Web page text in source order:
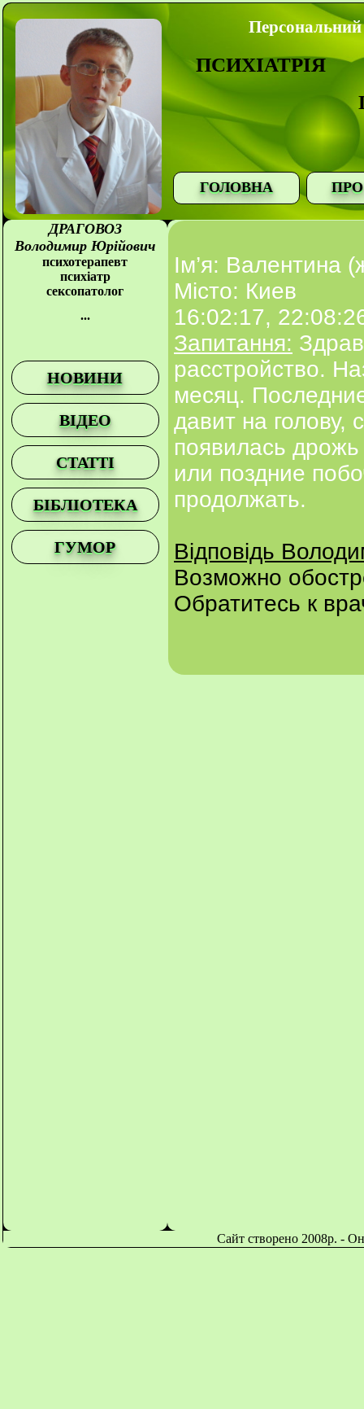
ПСИХІАТРІЯ
ГОЛОВНА
ДРАГОВОЗ
Володимир Юрійович
психотерапевт
психіатр
сексопатолог
...
НОВИНИ
ВІДЕО
СТАТТІ
БІБЛІОТЕКА
ГУМОР
Ім’я: Валентина
Місто: Киев
16:02:17,
Запитання:
расстройство.
месяц.
давит на голову,
появилась
или поздние
продолжать.
Відповідь
Возможно
Обратитесь к
Сайт створено 2008р. -